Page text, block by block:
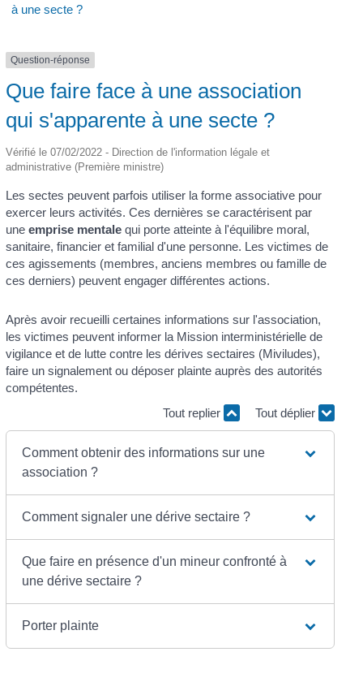
à une secte ?
Question-réponse
Que faire face à une association
qui s'apparente à une secte ?
Vérifié le 07/02/2022 - Direction de l'information légale et
administrative (Première ministre)
Les sectes peuvent parfois utiliser la forme associative pour
exercer leurs activités. Ces dernières se caractérisent par
uneemprise mentale qui porte atteinte à l'équilibre moral,
sanitaire, financier et familial d'une personne. Les victimes de
ces agissements (membres, anciens membres ou famille de
ces derniers) peuvent engager différentes actions.
Après avoir recueilli certaines informations sur l'association,
les victimes peuvent informer la Mission interministérielle de
vigilance et de lutte contre les dérives sectaires (Miviludes),
faire un signalement ou déposer plainte auprès des autorités
compétentes.
Tout replier
Tout déplier
Comment obtenir des informations sur une
association ?
Comment signaler une dérive sectaire ?
Que faire en présence d'un mineur confronté à
une dérive sectaire ?
Porter plainte